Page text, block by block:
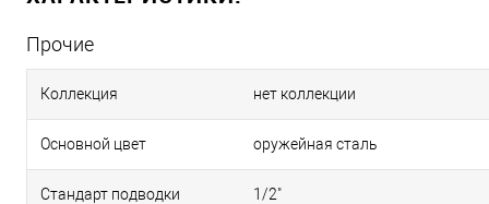
Прочие
Коллекция нет коллекции
Основной цвет оружейная сталь
Стандарт подводки 1/2"